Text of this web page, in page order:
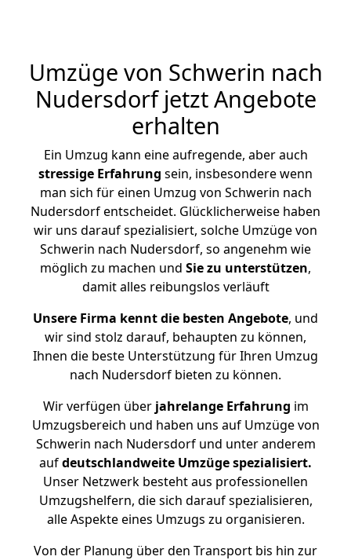
Umzüge von Schwerin nach
Nudersdorf jetzt Angebote
erhalten
Ein Umzug kann eine aufregende, aber auch
stressige Erfahrung sein, insbesondere wenn
man sich für einen Umzug von Schwerin nach
Nudersdorf entscheidet. Glücklicherweise haben
wir uns darauf spezialisiert, solche Umzüge von
Schwerin nach Nudersdorf, so angenehm wie
möglich zu machen und Sie zu unterstützen,
damit alles reibungslos verläuft
Unsere Firma kennt die besten Angebote, und
wir sind stolz darauf, behaupten zu können,
Ihnen die beste Unterstützung für Ihren Umzug
nach Nudersdorf bieten zu können.
Wir verfügen überjahrelange Erfahrung im
Umzugsbereich und haben uns auf Umzüge von
Schwerin nach Nudersdorf und unter anderem
aufdeutschlandweite Umzüge spezialisiert.
Unser Netzwerk besteht aus professionellen
Umzugshelfern, die sich darauf spezialisieren,
alle Aspekte eines Umzugs zu organisieren.
Von der Planung über den Transport bis hin zur